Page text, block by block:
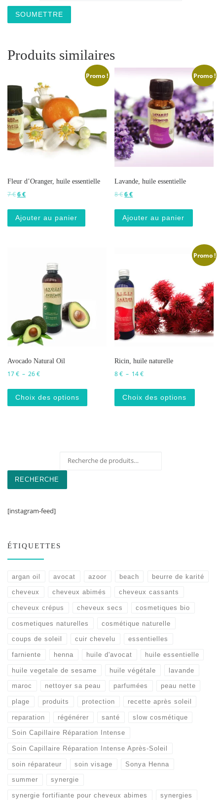
Produits similaires
Promo !
Fleur d’Oranger, huile essentielle
7€Le prix initial était : 7 €.
6€Le prix actuel est : 6 €.
Ajouter au panier
Promo !
Lavande, huile essentielle
8€Le prix initial était : 8 €.
6€Le prix actuel est : 6 €.
Ajouter au panier
Avocado Natural Oil
17€ – 26€Plage de prix : 17 € à 26 €
Choix des options
Ce produit a plusieurs variations. Les
Promo !
Ricin, huile naturelle
8€ – 14€Plage de prix : 8 € à 14 €
Choix des options
Ce
RECHERCHE
[instagram-feed]
ÉTIQUETTES
argan oil avocat azoor beach beurre de karité
cheveux cheveux abimés cheveux cassants
cheveux crépus cheveux secs cosmetiques bio
cosmetiques naturelles cosmétique naturelle
coups de soleil cuir chevelu essentielles
farniente henna huile d'avocat huile essentielle
huile vegetale de sesame huile végétale lavande
maroc nettoyer sa peau parfumées peau nette
plage produits protection recette après soleil
reparation régénérer santé slow cosmétique
Soin Capillaire Réparation Intense
Soin Capillaire Réparation Intense Après-Soleil
soin réparateur soin visage Sonya Henna
summer synergie
synergie fortifiante pour cheveux abimes synergies